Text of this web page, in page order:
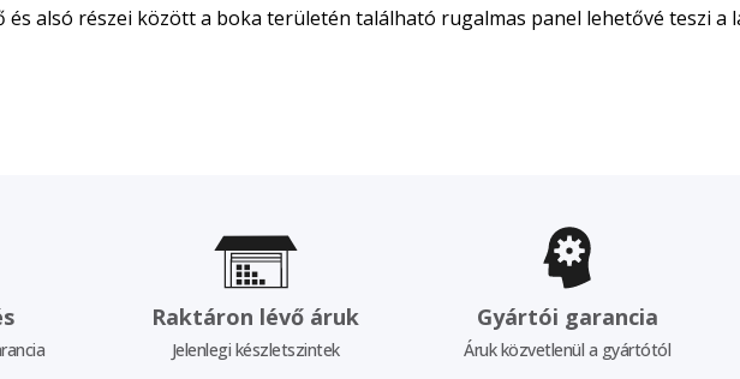
és alsó részei között a boka területén található rugalmas panel lehetővé teszi a
Raktáron lévő áruk
Jelenlegi készletszintek
Gyártói garancia
Áruk közvetlenül a gyártótól